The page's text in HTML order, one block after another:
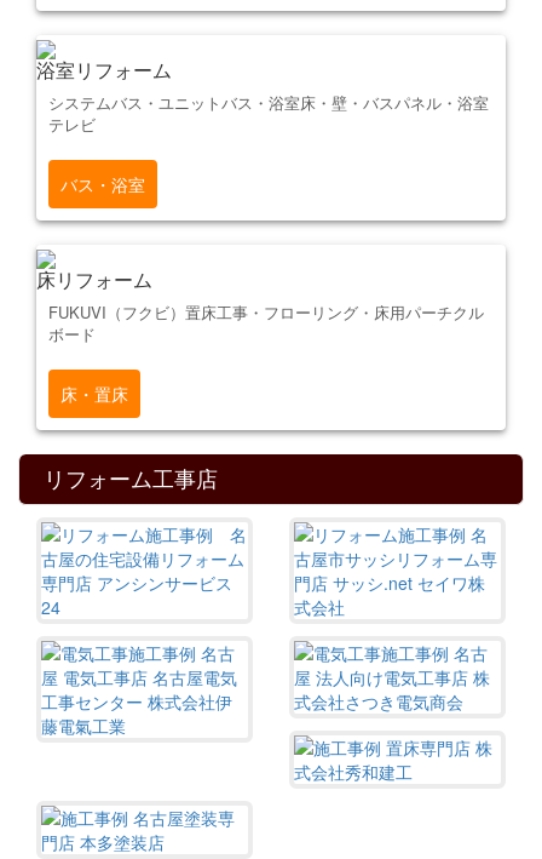
浴室リフォーム
システムバス・ユニットバス・浴室床・壁・バスパネル・浴室
テレビ
バス・浴室
床リフォーム
FUKUVI（フクビ）置床工事・フローリング・床用パーチクル
ボード
床・置床
リフォーム工事店